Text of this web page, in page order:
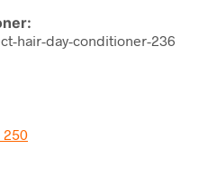
hair-day-conditioner-236